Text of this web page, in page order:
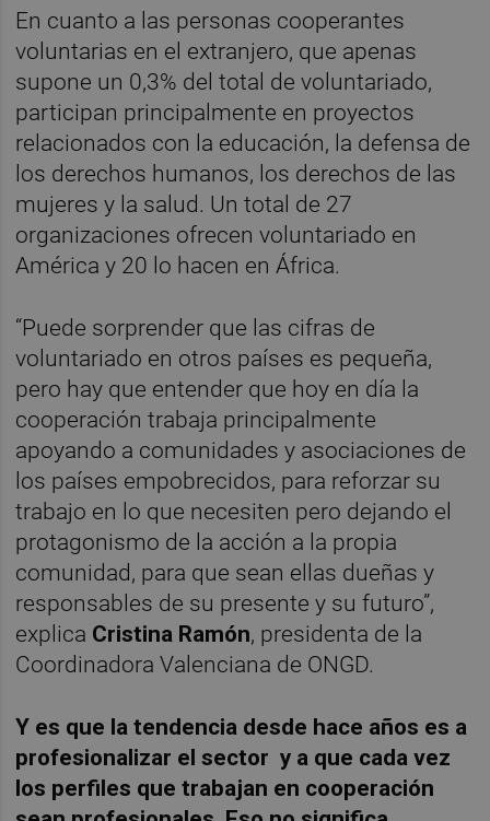
En cuanto a las personas cooperantes
voluntarias en el extranjero, que apenas
supone un 0,3% del total de voluntariado,
participan principalmente en proyectos
relacionados con la educación, la defensa de
los derechos humanos, los derechos de las
mujeres y la salud. Un total de 27
organizaciones ofrecen voluntariado en
América y 20 lo hacen en África.
“Puede sorprender que las cifras de
voluntariado en otros países es pequeña,
pero hay que entender que hoy en día la
cooperación trabaja principalmente
apoyando a comunidades y asociaciones de
los países empobrecidos, para reforzar su
trabajo en lo que necesiten pero dejando el
protagonismo de la acción a la propia
comunidad, para que sean ellas dueñas y
responsables de su presente y su futuro”,
explica Cristina Ramón, presidenta de la
Coordinadora Valenciana de ONGD.
Y es que la tendencia desde hace años es a
profesionalizar el sector y a que cada vez
los perfiles que trabajan en cooperación